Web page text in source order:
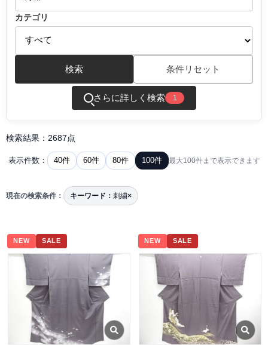
カテゴリ
検索 条件リセット
さらに詳しく検索 1
検索結果：2687点
表示件数： 40件 60件 80件 100件 最大100件まで表示できます
現在の検索条件： キーワード： 刺繍×
NEW SALE NEW SALE